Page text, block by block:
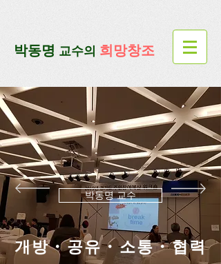
​박동명 교수의 희망창조
박동명 교수
개방・공유・소통・협력